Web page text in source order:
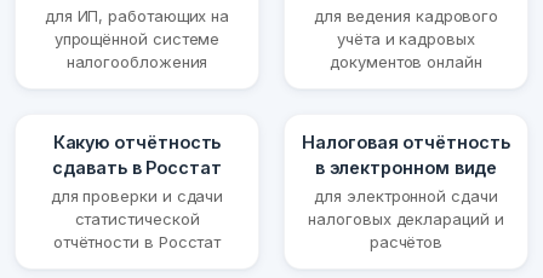
для ИП, работающих на
упрощённой системе
налогообложения
для ведения кадрового
учёта и кадровых
документов онлайн
Какую отчётность
сдавать в Росстат
для проверки и сдачи
статистической
отчётности в Росстат
Налоговая отчётность
в электронном виде
для электронной сдачи
налоговых деклараций и
расчётов